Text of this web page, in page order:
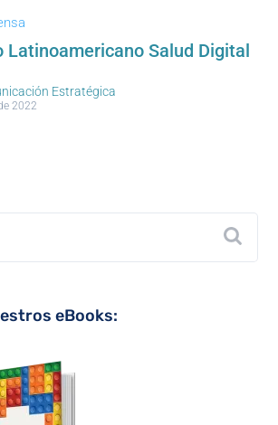
Latinoamericano Salud Digital
Estratégica
2022
eBooks: